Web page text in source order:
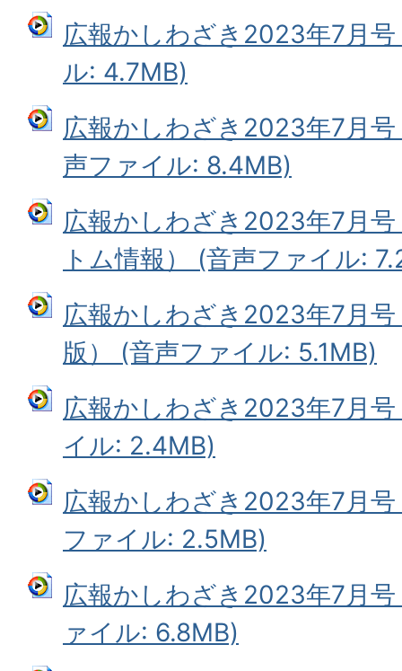
広報かしわざき2023年7月
ル: 4.7MB)
広報かしわざき2023年7月
声ファイル: 8.4MB)
広報かしわざき2023年7月
トム情報） (音声ファイル:
広報かしわざき2023年7月
版） (音声ファイル: 5.1MB)
広報かしわざき2023年7月
イル: 2.4MB)
広報かしわざき2023年7月
ファイル: 2.5MB)
広報かしわざき2023年7月
ァイル: 6.8MB)